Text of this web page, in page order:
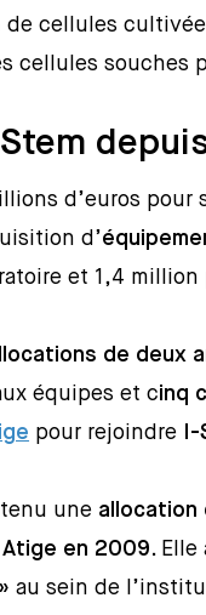
de cellules
cellules souches
d’euros pour
d’
et 1,4
de deux
équipes et cinq
pour rejoindre
une allocation
Atige en 2009. Elle
au sein de